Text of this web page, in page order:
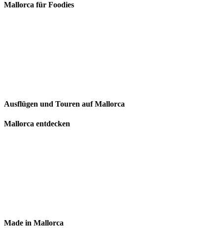
Mallorca für Foodies
Ausflügen und Touren auf Mallorca
Mallorca entdecken
Made in Mallorca